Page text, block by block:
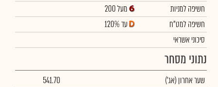
חשיפה למניות
מעל 200
חשיפה למט"ח
עד 120%
סיכוני אשראי
נתוני מסחר
שער אחרון (אג')
541.70